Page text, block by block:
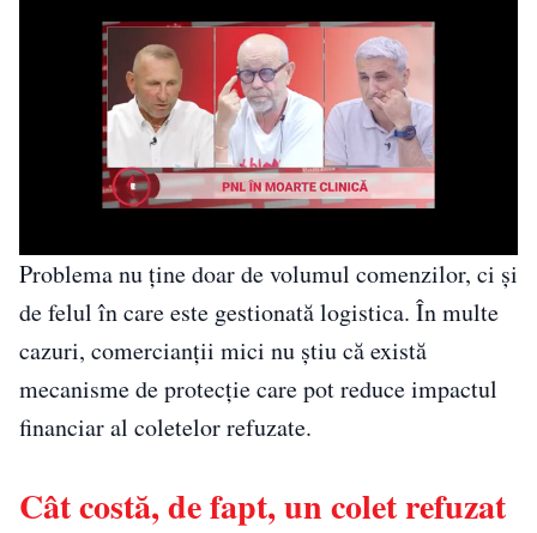
Problema nu ține doar de volumul comenzilor, ci și
de felul în care este gestionată logistica. În multe
cazuri, comercianții mici nu știu că există
mecanisme de protecție care pot reduce impactul
financiar al coletelor refuzate.
Cât costă, de fapt, un colet refuzat